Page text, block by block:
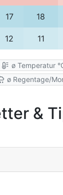
17 18
12 11
ø Temperatur
ø Regentage/
&